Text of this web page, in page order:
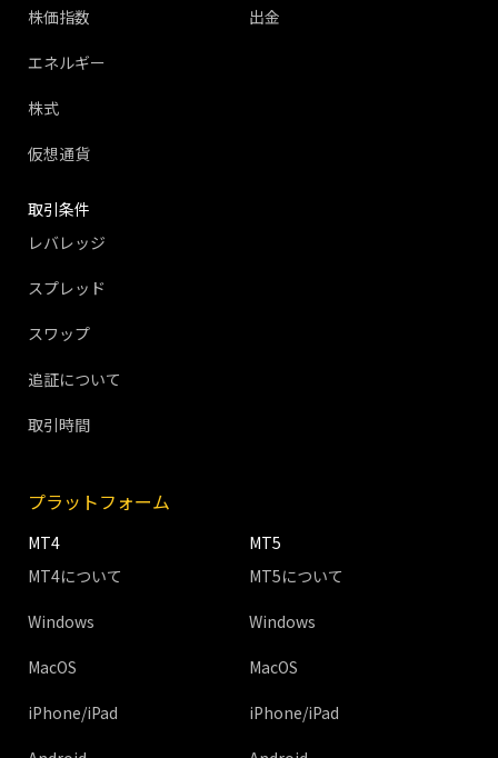
株価指数
エネルギー
株式
仮想通貨
出金
取引条件
レバレッジ
スプレッド
スワップ
追証について
取引時間
プラットフォーム
MT4
MT4について
Windows
MacOS
iPhone/iPad
MT5
MT5について
Windows
MacOS
iPhone/iPad